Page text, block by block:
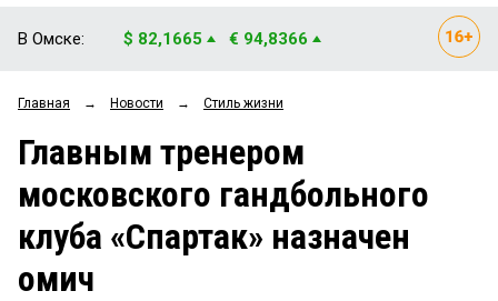
ОБЩЕСТВО
ЗАКОН
НОВОСТИ КОМПАНИЙ
Рейтинги
Блоги
Архив
В Омске: $ 82,1665 € 94,8366
Главная → Новости → Стиль жизни
Главным тренером
московского гандбольного
клуба «Спартак» назначен
омич